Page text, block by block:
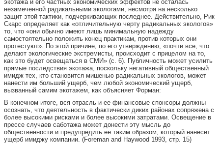
экотажа и его частных экономических эффектов не осталась
незамеченной радикальными экологами, несмотря на несколько
защит этой тактики, подчеркивающих последнее. Действительно, Рик
Скарс определяет как «отличительную черту радикальных экологов»
то, что «они обычно имеют лишь минимальную надежду
самостоятельно положить конец практикам, против которых они
протестуют». По этой причине, по его утверждению, «почти все, что
делают экологические экстремисты, происходит с прицелом на то,
как это будет освещаться в СМИ» (с. 6). Публичность может усилить
прямые последствия экотажа, поскольку негативный общественный
имидж тех, кто становится мишенью радикальных экологов, может
нанести им больший ущерб, чем любой экономический ущерб,
вызванный самим экотажем, как объясняет Форман:
В конечном итоге, вся отрасль и ее финансовые спонсоры должны
осознать, что деятельность в фактически диких районах сопряжена с
более высокими рисками и более высокими затратами. Освещение в
прессе случаев саботажа может донести эту мысль до
общественности и предупредить ее таким образом, который нанесет
ущерб имиджу компании. (Foreman and Haywood 1993, стр. 15)